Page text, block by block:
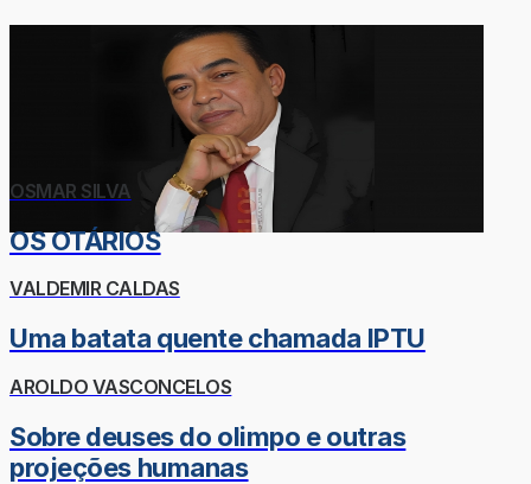
OSMAR SILVA
OS OTÁRIOS
VALDEMIR CALDAS
Uma batata quente chamada IPTU
AROLDO VASCONCELOS
Sobre deuses do olimpo e outras
projeções humanas